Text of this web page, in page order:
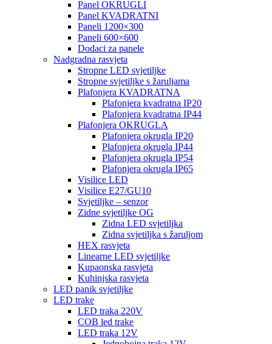
Panel OKRUGLI
Panel KVADRATNI
Paneli 1200×300
Paneli 600×600
Dodaci za panele
Nadgradna rasvjeta
Stropne LED svjetiljke
Stropne svjetiljke s žaruljama
Plafonjera KVADRATNA
Plafonjera kvadratna IP20
Plafonjera kvadratna IP44
Plafonjera OKRUGLA
Plafonjera okrugla IP20
Plafonjera okrugla IP44
Plafonjera okrugla IP54
Plafonjera okrugla IP65
Visilice LED
Visilice E27/GU10
Svjetiljke – senzor
Zidne svjetiljke OG
Zidna LED svjetiljka
Zidna svjetiljka s žaruljom
HEX rasvjeta
Linearne LED svjetiljke
Kupaonska rasvjeta
Kuhinjska rasvjeta
LED panik svjetiljke
LED trake
LED traka 220V
COB led trake
LED traka 12V